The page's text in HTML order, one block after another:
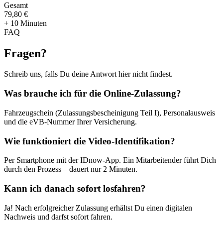
Gesamt
79,80 €
+ 10 Minuten
FAQ
Fragen?
Schreib uns, falls Du deine Antwort hier nicht findest.
Was brauche ich für die Online-Zulassung?
Fahrzeugschein (Zulassungsbescheinigung Teil I), Personalausweis
und die eVB-Nummer Ihrer Versicherung.
Wie funktioniert die Video-Identifikation?
Per Smartphone mit der IDnow-App. Ein Mitarbeitender führt Dich
durch den Prozess – dauert nur 2 Minuten.
Kann ich danach sofort losfahren?
Ja! Nach erfolgreicher Zulassung erhältst Du einen digitalen
Nachweis und darfst sofort fahren.